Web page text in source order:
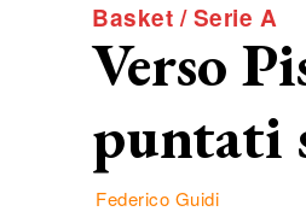
Basket / Serie A
Verso
puntati
Federico Guidi